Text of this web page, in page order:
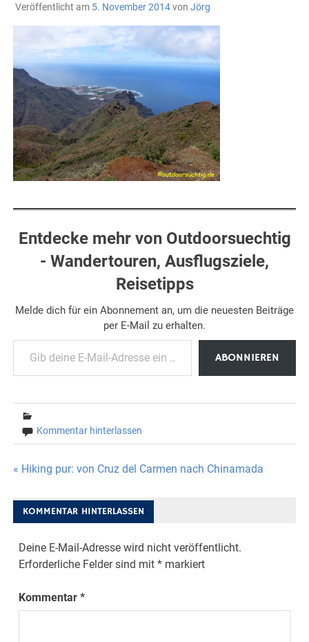
Veröffentlicht am 5. November 2014von Jörg
Entdecke mehr von Outdoorsuechtig
- Wandertouren, Ausflugsziele,
Reisetipps
Melde dich für ein Abonnement an, um die neuesten Beiträge
per E-Mail zu erhalten.
Gib deine E-Mail-Adresse ein ...
ABONNIEREN
Kommentar hinterlassen
Beitragsnavigation
« Hiking pur: von Cruz del Carmen nach Chinamada
KOMMENTAR HINTERLASSEN
Deine E-Mail-Adresse wird nicht veröffentlicht.
Erforderliche Felder sind mit* markiert
Kommentar*